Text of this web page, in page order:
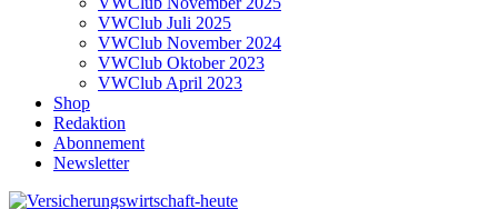
VWClub Juli 2025
VWClub November 2024
VWClub Oktober 2023
VWClub April 2023
Shop
Redaktion
Abonnement
Newsletter